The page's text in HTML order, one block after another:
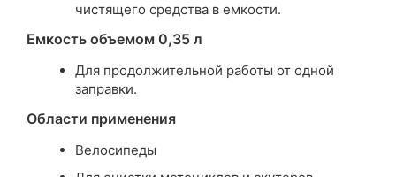
чистящего средства в емкости.
Емкость объемом 0,35 л
Для продолжительной работы от одной
заправки.
Области применения
Велосипеды